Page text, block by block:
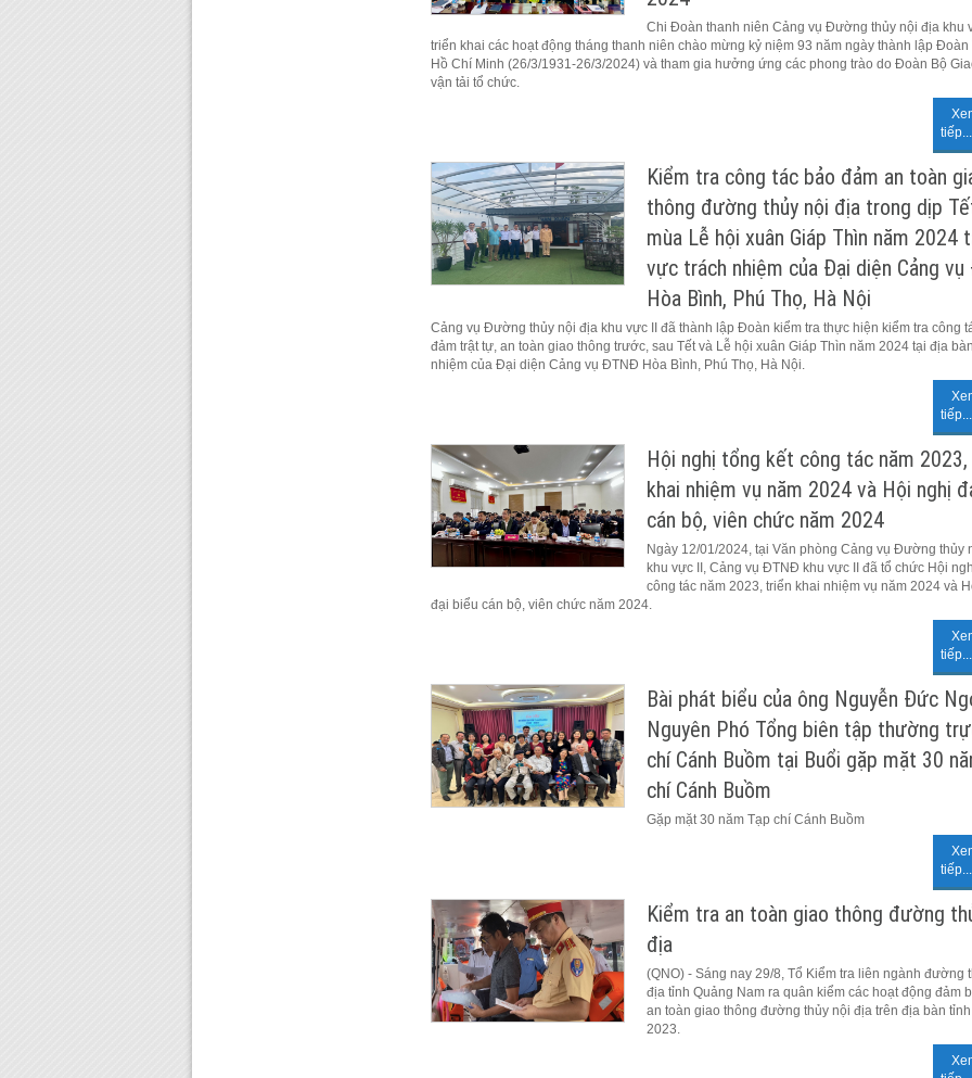
Chi Đoàn thanh niên Cảng vụ Đường thủy nội địa khu
triển khai các hoạt động tháng thanh niên chào mừng kỷ niệm 93 năm ngày thành lập Đoàn
Hồ Chí Minh (26/3/1931-26/3/2024) và tham gia hưởng ứng các phong trào do Đoàn Bộ
vận tải tổ chức.
tiếp...
Kiểm tra công tác bảo đảm an toàn
thông đường thủy nội địa trong dịp
mùa Lễ hội xuân Giáp Thìn năm 2024
vực trách nhiệm của Đại diện Cảng
Hòa Bình, Phú Thọ, Hà Nội
Cảng vụ Đường thủy nội địa khu vực II đã thành lập Đoàn kiểm tra thực hiện kiểm tra công
đảm trật tự, an toàn giao thông trước, sau Tết và Lễ hội xuân Giáp Thìn năm 2024 tại địa
nhiệm của Đại diện Cảng vụ ĐTNĐ Hòa Bình, Phú Thọ, Hà Nội.
tiếp...
Hội nghị tổng kết công tác năm
khai nhiệm vụ năm 2024 và Hội nghị
cán bộ, viên chức năm 2024
Ngày 12/01/2024, tại Văn phòng Cảng vụ Đường thủy
khu vực II, Cảng vụ ĐTNĐ khu vực II đã tổ chức Hội
công tác năm 2023, triển khai nhiệm vụ năm 2024 và
đại biểu cán bộ, viên chức năm 2024.
tiếp...
Bài phát biểu của ông Nguyễn Đức
Nguyên Phó Tổng biên tập thường
chí Cánh Buồm tại Buổi gặp mặt 30
chí Cánh Buồm
Gặp mặt 30 năm Tạp chí Cánh Buồm
tiếp...
Kiểm tra an toàn giao thông đường
địa
(QNO) - Sáng nay 29/8, Tổ Kiểm tra liên ngành đường
địa tỉnh Quảng Nam ra quân kiểm các hoạt động đảm
an toàn giao thông đường thủy nội địa trên địa bàn
2023.